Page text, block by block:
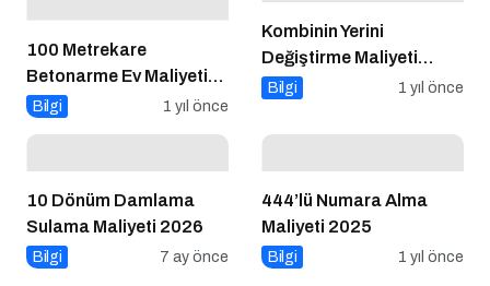
100 Metrekare
Betonarme Ev Maliyeti
2025
Bilgi 1 yıl önce
Kombinin Yerini
Değiştirme Maliyeti
2025
Bilgi 1 yıl önce
10 Dönüm Damlama
Sulama Maliyeti 2026
Bilgi 7 ay önce
444’lü Numara Alma
Maliyeti 2025
Bilgi 1 yıl önce